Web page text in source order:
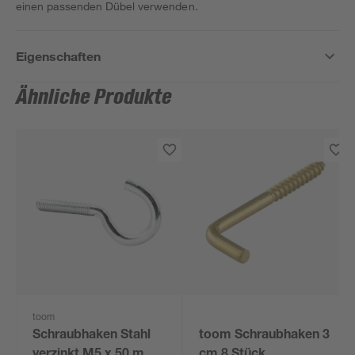
einen passenden Dübel verwenden.
Eigenschaften
Ähnliche Produkte
toom
Schraubhaken Stahl
toom Schraubhaken 3